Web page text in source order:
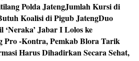
Polda JatengJumlah Kursi di
Koalisi di Pigub JatengDuo
Jabar I Lolos ke
Pro -Kontra, Pemkab Blora Tarik
Harus Dihadirkan Secara Sehat,